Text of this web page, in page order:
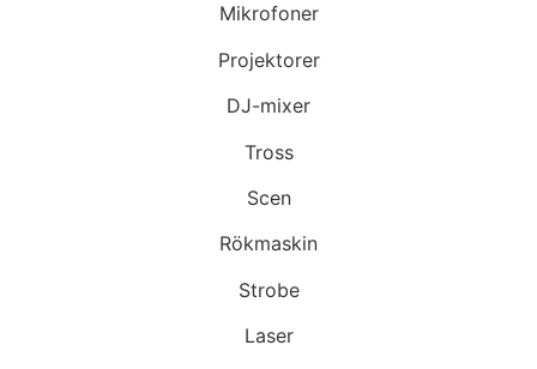
Mikrofoner
Projektorer
DJ-mixer
Tross
Scen
Rökmaskin
Strobe
Laser